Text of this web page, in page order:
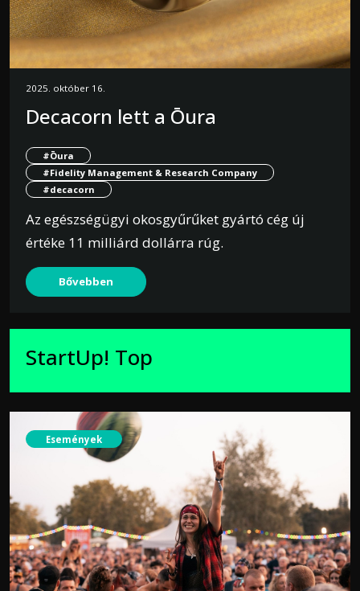
2025. október 16.
Decacorn lett a Ōura
#Ōura
#Fidelity Management & Research Company
#decacorn
Az egészségügyi okosgyűrűket gyártó cég új
értéke 11 milliárd dollárra rúg.
Bővebben
StartUp! Top
Események